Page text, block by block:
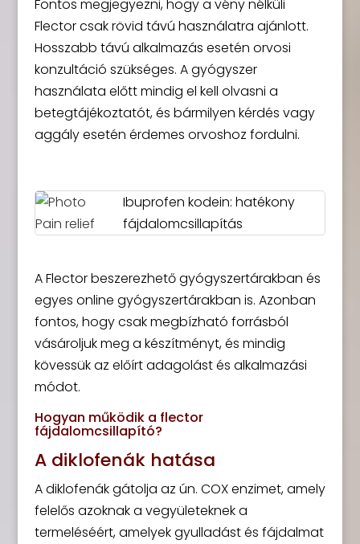
Fontos megjegyezni, hogy a vény nélküli
Flector csak rövid távú használatra ajánlott.
Hosszabb távú alkalmazás esetén orvosi
konzultáció szükséges. A gyógyszer
használata előtt mindig el kell olvasni a
betegtájékoztatót, és bármilyen kérdés vagy
aggály esetén érdemes orvoshoz fordulni.
Ibuprofen kodein: hatékony
fájdalomcsillapítás
A Flector beszerezhető gyógyszertárakban és
egyes online gyógyszertárakban is. Azonban
fontos, hogy csak megbízható forrásból
vásároljuk meg a készítményt, és mindig
kövessük az előírt adagolást és alkalmazási
módot.
Hogyan működik a flector
fájdalomcsillapító?
A diklofenák hatása
A diklofenák gátolja az ún. COX enzimet, amely
felelős azoknak a vegyületeknek a
termeléséért, amelyek gyulladást és fájdalmat